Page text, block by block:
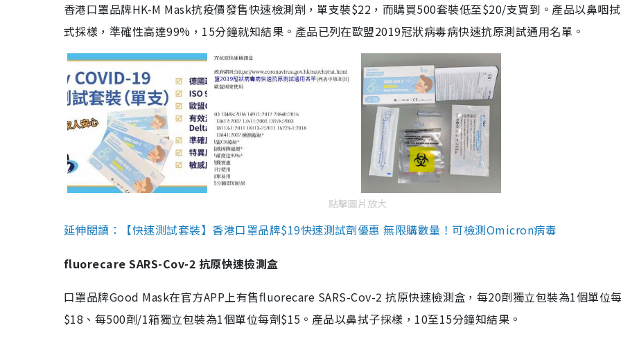
香港口罩品牌HK-M Mask抗疫價發售快速檢測劑，單支裝$22，而購買500套裝低至$20/支買到。產品以鼻咽
式採樣，準確性高達99%，15分鐘就知結果。產品已列在歐盟2019冠狀病毒病快速抗原測試通用名單。
點擊圖片放大
延伸閱讀：【快速測試套裝】香港口罩品牌$19快速測試劑優惠 無限購數量！可檢測Omicron病毒
fluorecare SARS-Cov-2 抗原快速檢測盒
口罩品牌Good Mask在官方APP上有售fluorecare SARS-Cov-2 抗原快速檢測盒，每20劑獨立包裝為1個單位
$18、每500劑/1箱獨立包裝為1個單位每劑$15。產品以鼻拭子採樣，10至15分鐘知結果。